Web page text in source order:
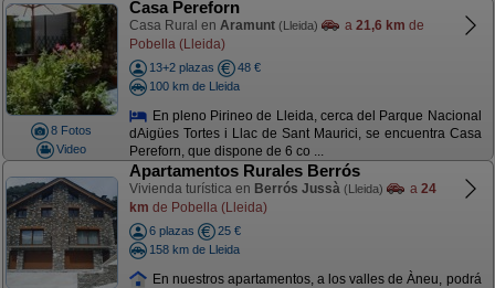
8 Fotos
Video
Casa Pereforn
Casa Rural en Aramunt (Lleida) a 21,6 km de
Pobella (Lleida)
13+2 plazas
48 €
100 km de Lleida
En pleno Pirineo de Lleida, cerca del Parque Nacional
dAigües Tortes i Llac de Sant Maurici, se encuentra Casa
Pereforn, que dispone de 6 co ...
Apartamentos Rurales Berrós
Vivienda turística en Berrós Jussà (Lleida) a 24
km de Pobella (Lleida)
6 plazas
25 €
158 km de Lleida
En nuestros apartamentos, a los valles de Àneu, podrá